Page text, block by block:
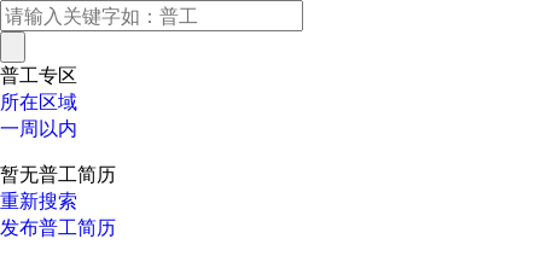
普工专区
所在区域
一周以内
暂无普工简历
重新搜索
发布普工简历